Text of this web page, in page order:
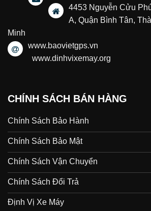
4453 Nguyễn Cửu
A, Quận Bình Tân,
Minh
www.baovietgps.vn
www.dinhvixemay.org
CHÍNH SÁCH BÁN HÀNG
Chính Sách Bảo Hành
Chính Sách Bảo Mật
Chính Sách Vận Chuyển
Chính Sách Đổi Trả
Định Vị Xe Máy